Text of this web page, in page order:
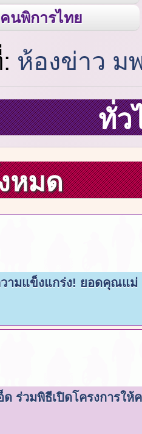
นพิการไทย
ห้องข่าว
ทั่ว
หมด
ามแข็งแกร่ง! ยอดคุณแ
ด ร่วมพิธีเปิดโครงการใ